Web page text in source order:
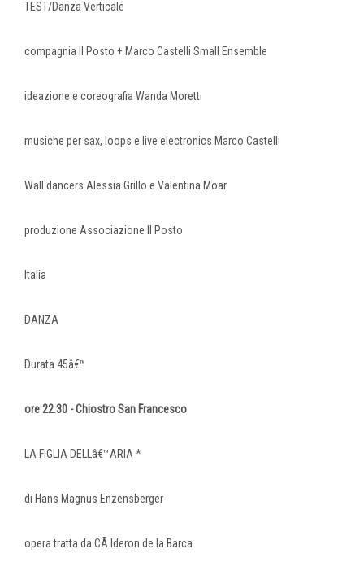
TEST/Danza Verticale
compagnia Il Posto + Marco Castelli Small Ensemble
ideazione e coreografia Wanda Moretti
musiche per sax, loops e live electronics Marco Castelli
Wall dancers Alessia Grillo e Valentina Moar
produzione Associazione Il Posto
Italia
DANZA
Durata 45â€™
ore 22.30 - Chiostro San Francesco
LA FIGLIA DELLâ€™ARIA *
di Hans Magnus Enzensberger
opera tratta da CÃ lderon de la Barca